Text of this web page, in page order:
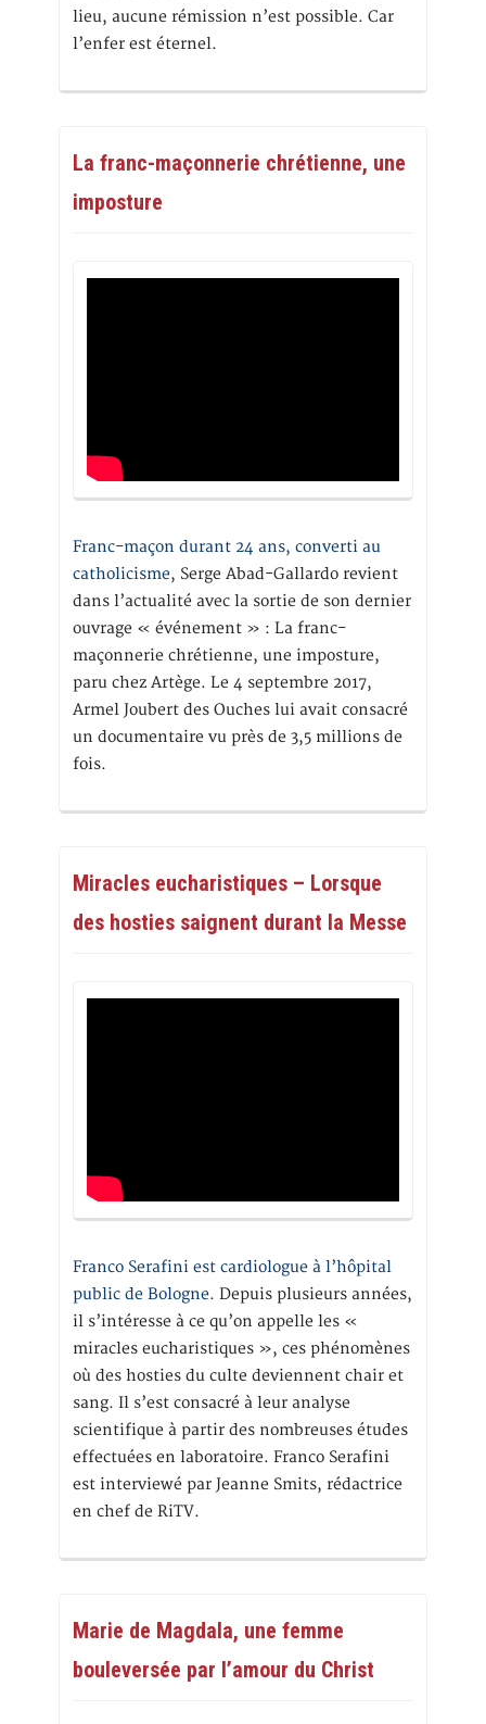
lieu, aucune rémission n’est possible. Car
l’enfer est éternel.
La franc-maçonnerie chrétienne, une
imposture
Franc-maçon durant 24 ans, converti au
catholicisme, Serge Abad-Gallardo revient
dans l’actualité avec la sortie de son dernier
ouvrage « événement » : La franc-
maçonnerie chrétienne, une imposture,
paru chez Artège. Le 4 septembre 2017,
Armel Joubert des Ouches lui avait consacré
un documentaire vu près de 3,5 millions de
fois.
Miracles eucharistiques – Lorsque
des hosties saignent durant la Messe
Franco Serafini est cardiologue à l’hôpital
public de Bologne. Depuis plusieurs années,
il s’intéresse à ce qu’on appelle les «
miracles eucharistiques », ces phénomènes
où des hosties du culte deviennent chair et
sang. Il s’est consacré à leur analyse
scientifique à partir des nombreuses études
effectuées en laboratoire. Franco Serafini
est interviewé par Jeanne Smits, rédactrice
en chef de RiTV.
Marie de Magdala, une femme
bouleversée par l’amour du Christ